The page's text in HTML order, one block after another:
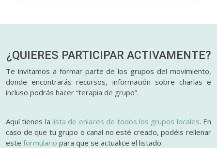
¿QUIERES PARTICIPAR ACTIVAMENTE?
Te invitamos a formar parte de los grupos del movimiento,
donde encontrarás recursos, información sobre charlas e
incluso podrás hacer “terapia de grupo”.
Aquí tienes lalista de enlaces de todos los grupos locales. En
caso de que tu grupo o canal no esté creado, podéis rellenar
este formulario para que se actualice el listado.